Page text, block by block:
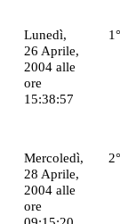
Lunedì,
26 Aprile,
2004 alle
ore
15:38:57
Mercoledì,
28 Aprile,
2004 alle
ore